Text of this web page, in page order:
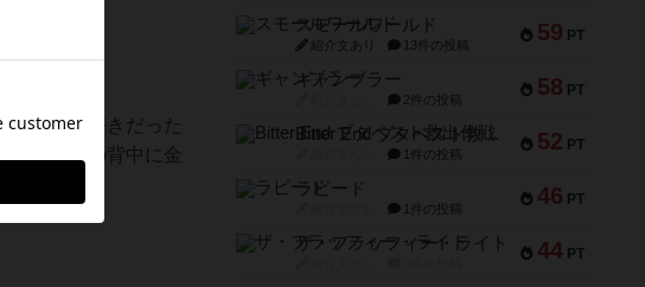
ハン大好きだった
クダコマの背中に金
59 PT
スモールワールド
紹介文あり 13件の投稿
58 PT
ギャンブラー
2件の投稿
52 PT
Bitter End ブタペスト救出作戦
1件の投稿
46 PT
ラピード
1件の投稿
44 PT
ザ・フラッフィー・ライト